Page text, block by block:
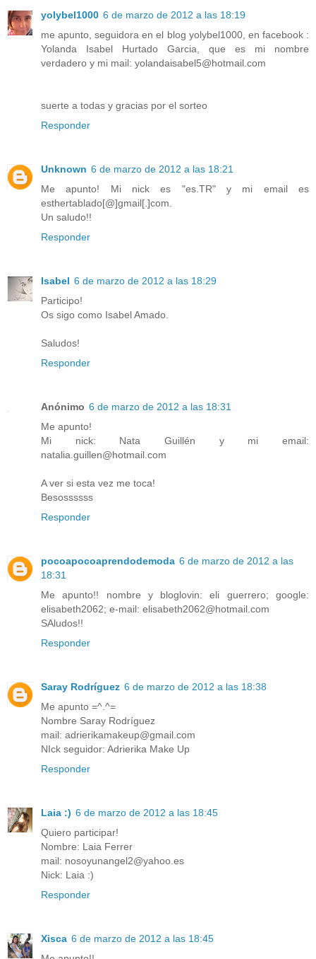
yolybel1000 6 de marzo de 2012 a las 18:19
me apunto, seguidora en el blog yolybel1000, en facebook :
Yolanda Isabel Hurtado Garcia, que es mi nombre
verdadero y mi mail: yolandaisabel5@hotmail.com
suerte a todas y gracias por el sorteo
Responder
Unknown 6 de marzo de 2012 a las 18:21
Me apunto! Mi nick es "es.TR" y mi email es
esthertablado[@]gmail[.]com.
Un saludo!!
Responder
Isabel 6 de marzo de 2012 a las 18:29
Participo!
Os sigo como Isabel Amado.
Saludos!
Responder
Anónimo 6 de marzo de 2012 a las 18:31
Me apunto!
Mi nick: Nata Guillén y mi email:
natalia.guillen@hotmail.com
A ver si esta vez me toca!
Besossssss
Responder
pocoapocoaprendodemoda 6 de marzo de 2012 a las
18:31
Me apunto!! nombre y bloglovin: eli guerrero; google:
elisabeth2062; e-mail: elisabeth2062@hotmail.com
SAludos!!
Responder
Saray Rodríguez 6 de marzo de 2012 a las 18:38
Me apunto =^.^=
Nombre Saray Rodríguez
mail: adrierikamakeup@gmail.com
NIck seguidor: Adrierika Make Up
Responder
Laia :) 6 de marzo de 2012 a las 18:45
Quiero participar!
Nombre: Laia Ferrer
mail: nosoyunangel2@yahoo.es
Nick: Laia :)
Responder
Xisca 6 de marzo de 2012 a las 18:45